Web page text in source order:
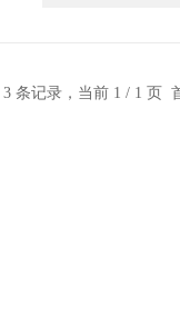
3 条记录，当前 1 / 1 页